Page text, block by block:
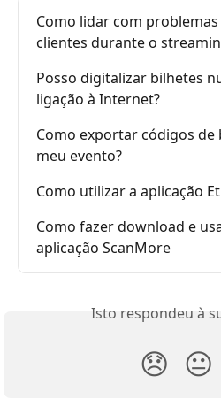
Como lidar com
clientes durante o
Posso digitalizar bilhetes
ligação à Internet?
Como exportar códigos de
meu evento?
Como utilizar a aplicação
Como fazer download e
aplicação ScanMore
Isto respondeu à
😞 😐